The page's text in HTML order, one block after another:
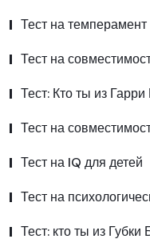
Тест на темперамент
Тест на
Тест: Кто ты из
Тест на
Тест на IQ для детей
Тест на
Тест: кто ты из Губки